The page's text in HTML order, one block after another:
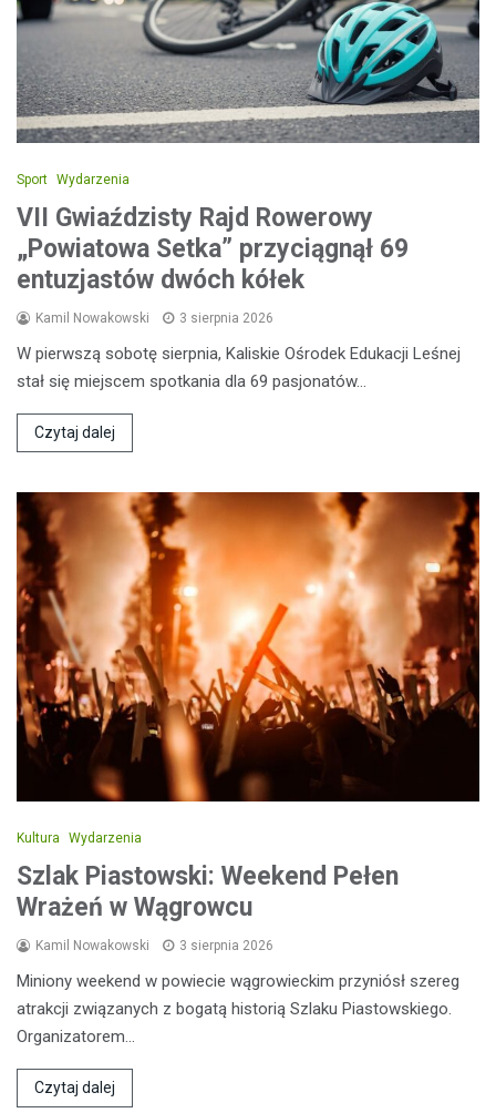
Sport Wydarzenia
VII Gwiaździsty Rajd Rowerowy
„Powiatowa Setka” przyciągnął 69
entuzjastów dwóch kółek
Kamil Nowakowski 3 sierpnia 2026
W pierwszą sobotę sierpnia, Kaliskie Ośrodek Edukacji Leśnej
stał się miejscem spotkania dla 69 pasjonatów…
Czytaj dalej
Kultura Wydarzenia
Szlak Piastowski: Weekend Pełen
Wrażeń w Wągrowcu
Kamil Nowakowski 3 sierpnia 2026
Miniony weekend w powiecie wągrowieckim przyniósł szereg
atrakcji związanych z bogatą historią Szlaku Piastowskiego.
Organizatorem…
Czytaj dalej